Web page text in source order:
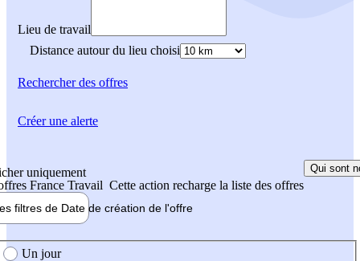
Lieu de travail
Distance autour du lieu choisi
Rechercherdes offres
uniquement
France Travail Cette action recharge la liste des offres
Qui sont
filtres de Date de création de l'offre
création de l'offre
Un jour
Créer une alerte